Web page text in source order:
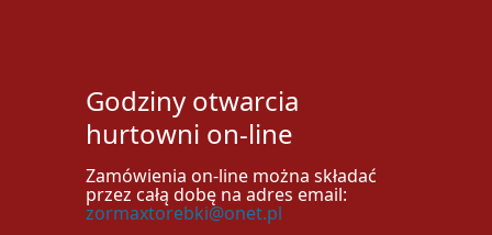
Godziny otwarcia
hurtowni on-line
Zamówienia on-line można składać
przez całą dobę na adres email:
zormaxtorebki@onet.pl